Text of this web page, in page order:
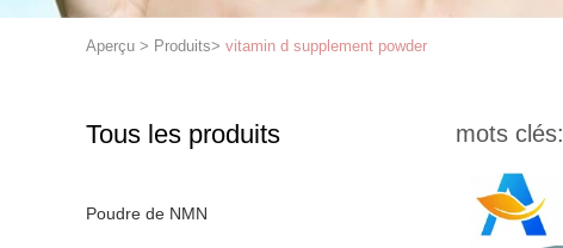
Aperçu > Produits> vitamin d supplement powder
Tous les produits
Poudre de NMN
mots clés: